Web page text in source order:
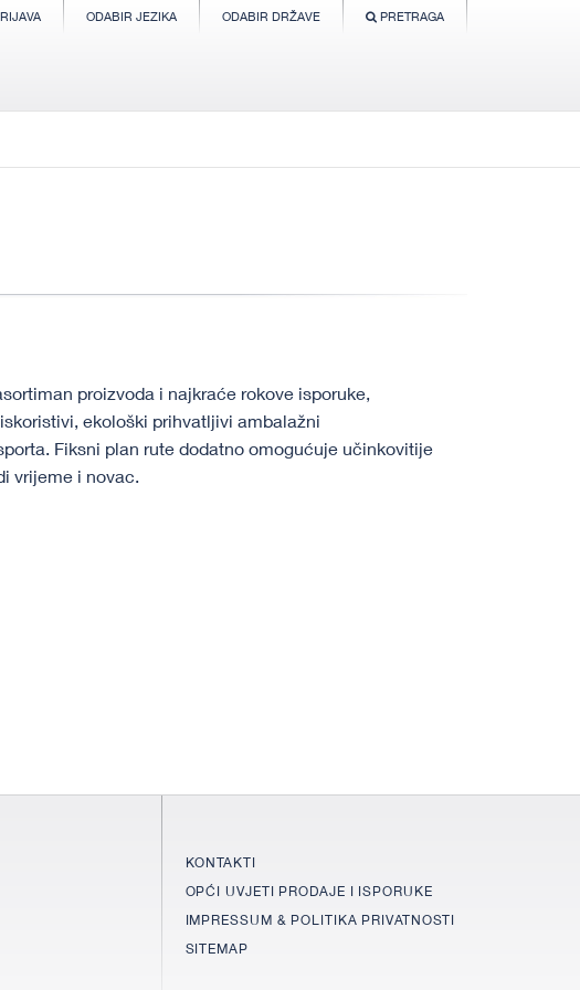
ODABIR JEZIKA ODABIR DRŽAVE PRETRAGA
proizvoda i najkraće rokove isporuke,
ekološki prihvatljivi ambalažni
Fiksni plan rute dodatno omogućuje učinkovitije
vrijeme i novac.
KONTAKTI
OPĆI UVJETI PRODAJE I ISPORUKE
IMPRESSUM & POLITIKA PRIVATNOSTI
SITEMAP